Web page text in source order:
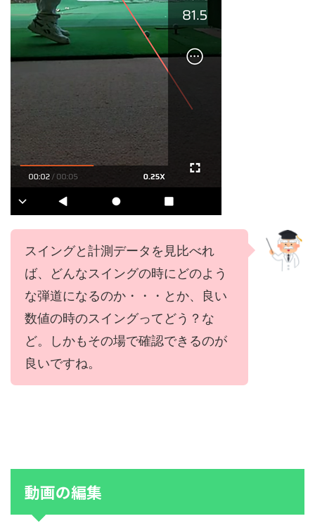
スイングと計測データを見比べれ
ば、どんなスイングの時にどのよう
な弾道になるのか・・・とか、良い
数値の時のスイングってどう？な
ど。しかもその場で確認できるのが
良いですね。
動画の編集